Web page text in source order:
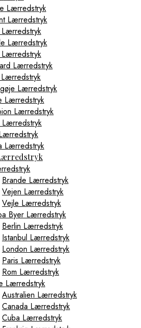
Lærredstryk
Lærredstryk
Lærredstryk
Lærredstryk
Lærredstryk
Lærredstryk
Lærredstryk
Lærredstryk
Lærredstryk
Lærredstryk
Brande Lærredstryk
Vejen Lærredstryk
Vejle Lærredstryk
Byer Lærredstryk
Berlin Lærredstryk
Istanbul Lærredstryk
London Lærredstryk
Paris Lærredstryk
Rom Lærredstryk
Lærredstryk
Australien Lærredstryk
Canada Lærredstryk
Cuba Lærredstryk